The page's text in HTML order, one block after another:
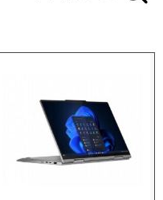
Lenovo ThinkPad E14(10)
Lenovo ThinkPad E16(10)